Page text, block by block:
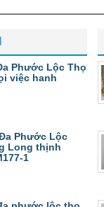
Phước Lộc Thọ
việc hanh
Phước Lộc
Long thịnh
1